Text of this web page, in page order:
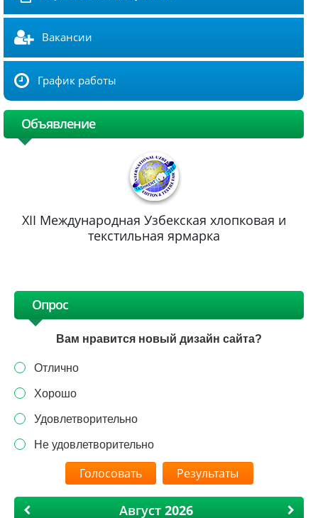
Вакансии
График работы
Объявление
XII Международная Узбекская хлопковая и
текстильная ярмарка
Опрос
Вам нравится новый дизайн сайта?
Отлично
Хорошо
Удовлетворительно
Не удовлетворительно
Результаты
Август